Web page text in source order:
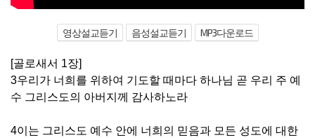
영상설교듣기 음성설교듣기 MP3다운로드
[골로새서 1장]
3우리가 너희를 위하여 기도할 때마다 하나님 곧 우리 주 예
수 그리스도의 아버지께 감사하노라
4이는 그리스도 예수 안에 너희의 믿음과 모든 성도에 대한